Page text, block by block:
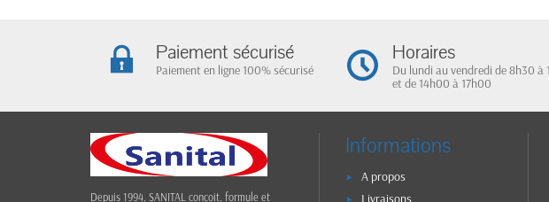
Paiement sécurisé
Paiement en ligne 100% sécurisé
Horaires
Du lundi au vendredi de 8h30 à
et de 14h00 à 17h00
Depuis 1994, SANITAL conçoit, formule et
Informations
A propos
Livraisons